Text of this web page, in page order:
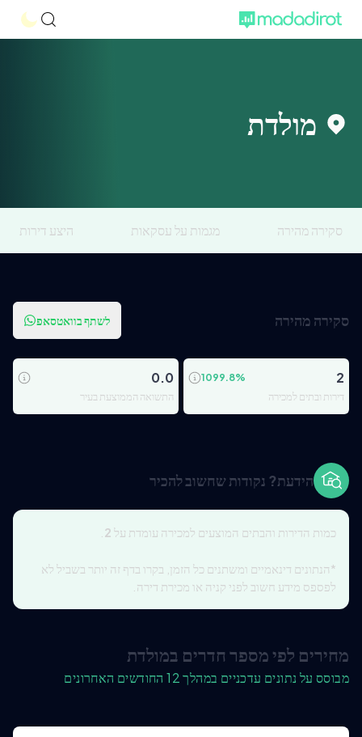
מולדת
סקירה מהירה מגמות על עסקאות היצע דירות
סקירה מהירה לשתף בוואטסאפ
2
1099.8%
דירות ובתים למכירה
0.0
התשואה הממוצעת בעיר
הידעת? נקודות שחשוב להכיר
כמות הדירות והבתים המוצעים למכירה עומדת על 2
*הנתונים דינאמיים ומשתנים כל הזמן, בקרו בדף זה יותר בשביל לא
לפספס מידע חשוב לפני קניה או מכירת דירה.
מחירים לפי מספר חדרים במולדת
מבוסס על נתונים עדכניים במהלך 12 החודשים האחרונים